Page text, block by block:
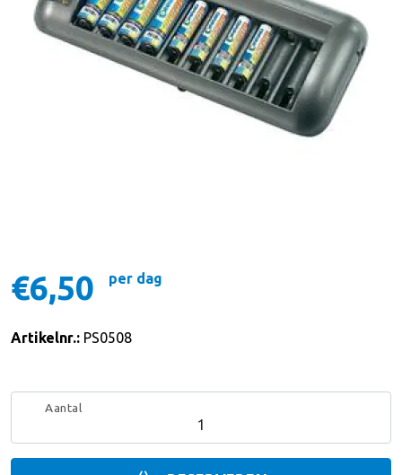
€6,50 per dag
Artikelnr.: PS0508
Aantal